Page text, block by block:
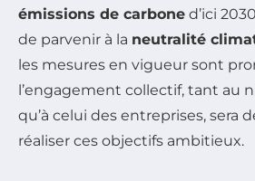
émissions de carbone d’ici
de parvenir à la neutralité
les mesures en vigueur sont
l’engagement collectif, tant au
qu’à celui des entreprises, sera
réaliser ces objectifs ambitieux.